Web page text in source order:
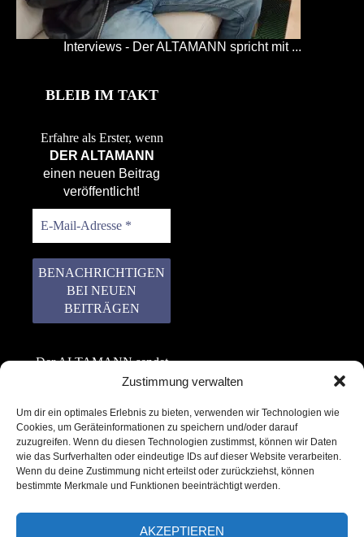
Zustimmung verwalten
Um dir ein optimales Erlebnis zu bieten, verwenden wir Technologien wie
Cookies, um Geräteinformationen zu speichern und/oder darauf
zuzugreifen. Wenn du diesen Technologien zustimmst, können wir Daten
wie das Surfverhalten oder eindeutige IDs auf dieser Website verarbeiten.
Wenn du deine Zustimmung nicht erteilst oder zurückziehst, können
bestimmte Merkmale und Funktionen beeinträchtigt werden.
AKZEPTIEREN
Interviews - Der ALTAMANN spricht mit ...
BLEIB IM TAKT
Erfahre als Erster, wenn
DER ALTAMANN
einen neuen Beitrag
veröffentlicht!
Der ALTAMANN sendet
keinen Spam! Er gibt
weiter. Erfahre mehr in
unserer
Datenschutzerklärung.